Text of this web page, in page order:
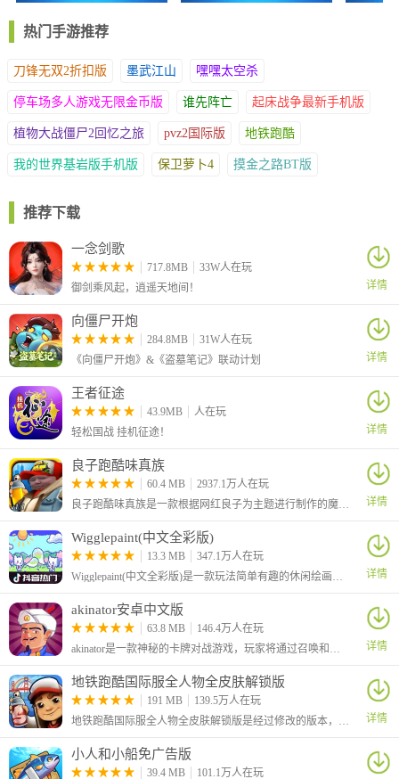
游戏优点
1、集成实时语音交流系统，支持游戏大厅内自由对话，既提升竞
技配合效率，也增强社交体验
力玩家持续提升竞技水平
3、设有多种游戏模式选择，包含经典玩法、快速对战、挑战关卡
热门手游推荐
刀锋无双2折扣版 墨武江山 嘿嘿太空杀
停车场多人游戏无限金币版 谁先阵亡 起床战争最新手机版
植物大战僵尸2回忆之旅 pvz2国际版 地铁跑酷
我的世界基岩版手机版 保卫萝卜4 摸金之路BT版
推荐下载
一念剑歌
717.8MB
33W人在玩
御剑乘风起，逍遥天地间！
详情
向僵尸开炮
284.8MB
31W人在玩
《向僵尸开炮》&《盗墓笔记》联动计划
详情
王者征途
43.9MB
人在玩
轻松国战 挂机征途！
详情
良子跑酷味真族
60.4 MB
2937.1万人在玩
良子跑酷味真族是一款根据网红良子为主题进行制作的魔改地铁跑酷游戏，游戏原本的主角杰克变成了我们的大胃袋良子，跑酷路上的金币也变成了良子最爱吃的焖子！
详情
Wigglepaint(中文全彩版)
13.3 MB
347.1万人在玩
Wigglepaint(中文全彩版)是一款玩法简单有趣的休闲绘画涂鸦游戏，本次为大家带来的是中文全彩版本，该版本由B站UP主“角赤pulupo”制作，支持中文还有十六种色彩画笔，让你可以自由绘画涂鸦！
详情
akinator安卓中文版
63.8 MB
146.4万人在玩
akinator是一款神秘的卡牌对战游戏，玩家将通过召唤和组合各种神秘的卡牌来战斗，感兴趣的小伙伴快来试试吧！
详情
地铁跑酷国际服全人物全皮肤解锁版
191 MB
139.5万人在玩
地铁跑酷国际服全人物全皮肤解锁版是经过修改的版本，大家在游戏中可以自由的选择角色，还解锁全部的皮肤，让你可以对角色进行自由的装扮，从而有着更加个性化的效果。
详情
小人和小船免广告版
39.4 MB 101.1万人在玩